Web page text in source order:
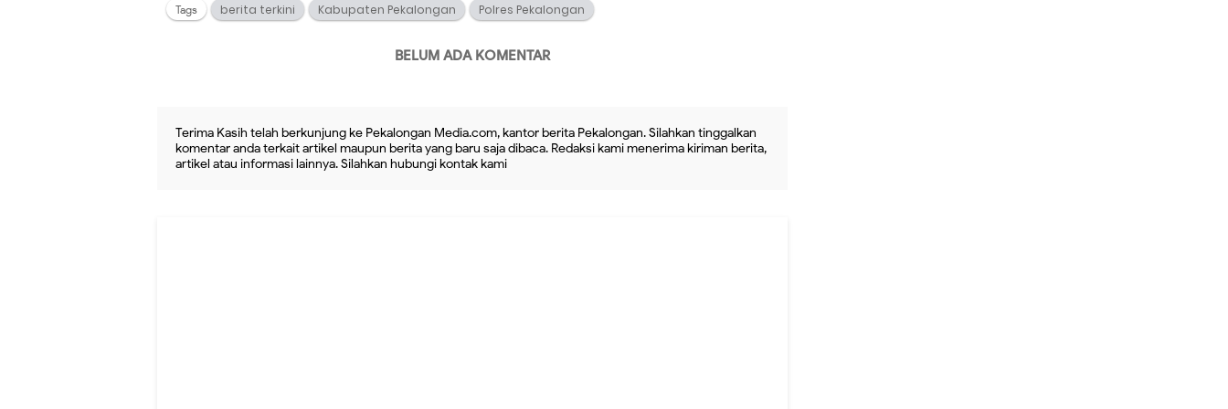
Tags berita terkini Kabupaten Pekalongan Polres Pekalongan
BELUM ADA KOMENTAR
Terima Kasih telah berkunjung ke Pekalongan Media.com, kantor berita Pekalongan. Silahkan tinggalkan
komentar anda terkait artikel maupun berita yang baru saja dibaca. Redaksi kami menerima kiriman berita,
artikel atau informasi lainnya. Silahkan hubungi kontak kami